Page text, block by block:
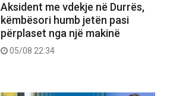
Aksident me vdekje në Durrës,
këmbësori humb jetën pasi
përplaset nga një makinë
05/08 22:34